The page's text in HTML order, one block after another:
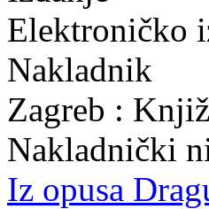
Elektroničko
Nakladnik
Zagreb :
Nakladnički
Iz opusa